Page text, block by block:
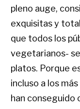
pleno auge,
exquisitas y
que todos los
vegetarianos-
platos. Porque
incluso a los
han conseguido